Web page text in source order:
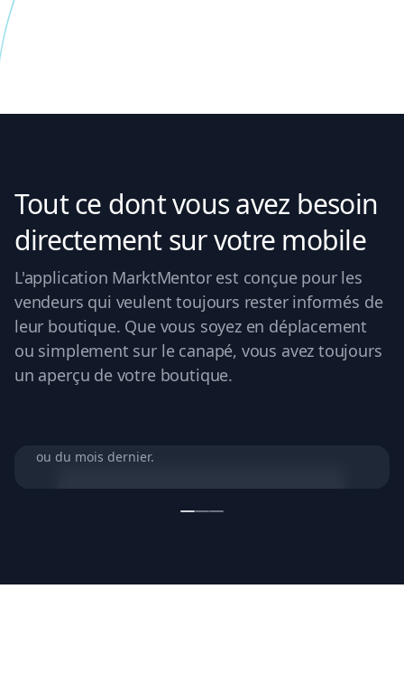
Tout ce dont vous avez besoin
directement sur votre mobile
L'application MarktMentor est conçue pour les
vendeurs qui veulent toujours rester informés de
leur boutique. Que vous soyez en déplacement
ou simplement sur le canapé, vous avez toujours
un aperçu de votre boutique.
Votre boutique en un coup d'œil
ou du mois dernier.